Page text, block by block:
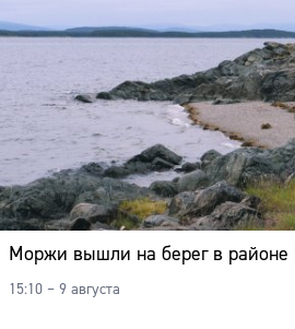
Моржи вышли на берег в
15:10 – 9 августа